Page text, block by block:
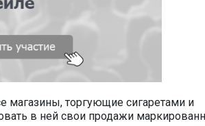
магазины, торгующие сигаретами и
в ней свои продажи